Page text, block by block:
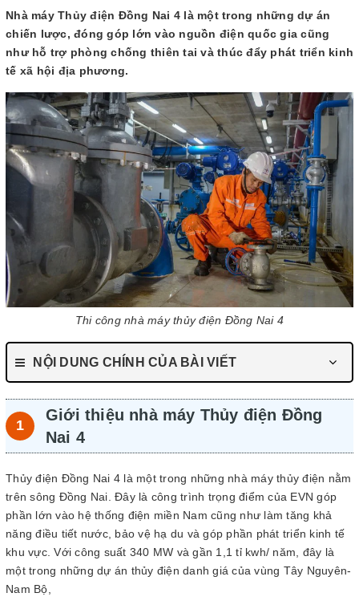
Nhà máy Thủy điện Đồng Nai 4 là một trong những dự án
chiến lược, đóng góp lớn vào nguồn điện quốc gia cũng
như hỗ trợ phòng chống thiên tai và thúc đẩy phát triển kinh
tế xã hội địa phương.
Thi công nhà máy thủy điện Đồng Nai 4
NỘI DUNG CHÍNH CỦA BÀI VIẾT
Giới thiệu nhà máy Thủy điện Đồng
Nai 4
Thủy điện Đồng Nai 4 là một trong những nhà máy thủy điện nằm
trên sông Đồng Nai. Đây là công trình trọng điểm của EVN góp
phần lớn vào hệ thống điện miền Nam cũng như làm tăng khả
năng điều tiết nước, bảo vệ hạ du và góp phần phát triển kinh tế
khu vực. Với công suất 340 MW và gần 1,1 tỉ kwh/ năm, đây là
một trong những dự án thủy điện danh giá của vùng Tây Nguyên-
Nam Bộ,